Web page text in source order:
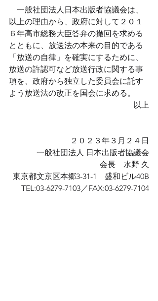
一般社団法人日本出版者協議会は、
以上の理由から、政府に対して２０１
６年高市総務大臣答弁の撤回を求める
とともに、放送法の本来の目的である
「放送の自律」を確実にするために、
放送の許認可など放送行政に関する事
項を、政府から独立した委員会に託す
よう放送法の改正を国会に求める。
以上
２０２３年３月２４日
一般社団法人 日本出版者協議会
会長　水野 久
東京都文京区本郷3-31-1　盛和ビル40B
TEL:03-6279-7103／FAX:03-6279-7104